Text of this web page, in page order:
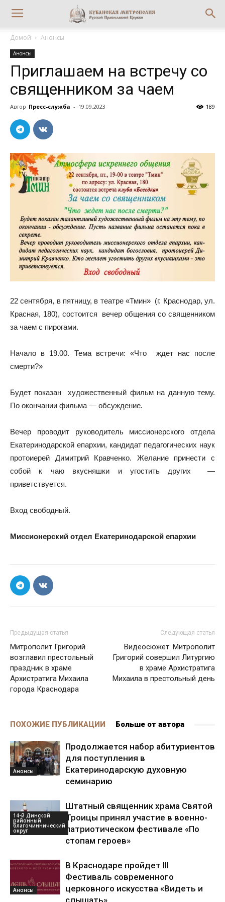
Домой Анонсы
Анонсы
Приглашаем на встречу со
священником за чаем
Автор Пресс-служба - 19.09.2023 189
22 сентября, в пятницу, в театре «Тмин» (г. Краснодар, ул.
Красная, 180), состоится вечер общения со священником
за чаем с пирогами.
Начало в 19.00. Тема встречи: «Что ждет нас после
смерти?»
Будет показан художественный фильм на данную тему.
По окончании фильма — обсуждение.
Вечер проводит руководитель миссионерского отдела
Екатеринодарской епархии, кандидат педагогических наук
протоиерей Димитрий Кравченко. Желание принести с
собой к чаю вкусняшки и угостить других —
приветствуется.
Вход свободный.
Миссионерский отдел Екатеринодарской епархии
Предыдущая статья
Митрополит Григорий
возглавил престольный
праздник в храме
Архистратига Михаила
города Краснодара
Следующая статья
Видеосюжет. Митрополит
Григорий совершил Литургию
в храме Архистратига
Михаила в престольный день
ПОХОЖИЕ ПУБЛИКАЦИИ Больше от автора
Анонсы
Продолжается набор абитуриентов
для поступления в
Екатеринодарскую духовную
семинарию
14-й Динской
районный
благочиннический
округ
Штатный священник храма Святой
Троицы принял участие в военно-
патриотическом фестивале «По
стопам героев»
Анонсы
В Краснодаре пройдет ІІІ
Фестиваль современного
церковного искусства «Видеть и
слышать»